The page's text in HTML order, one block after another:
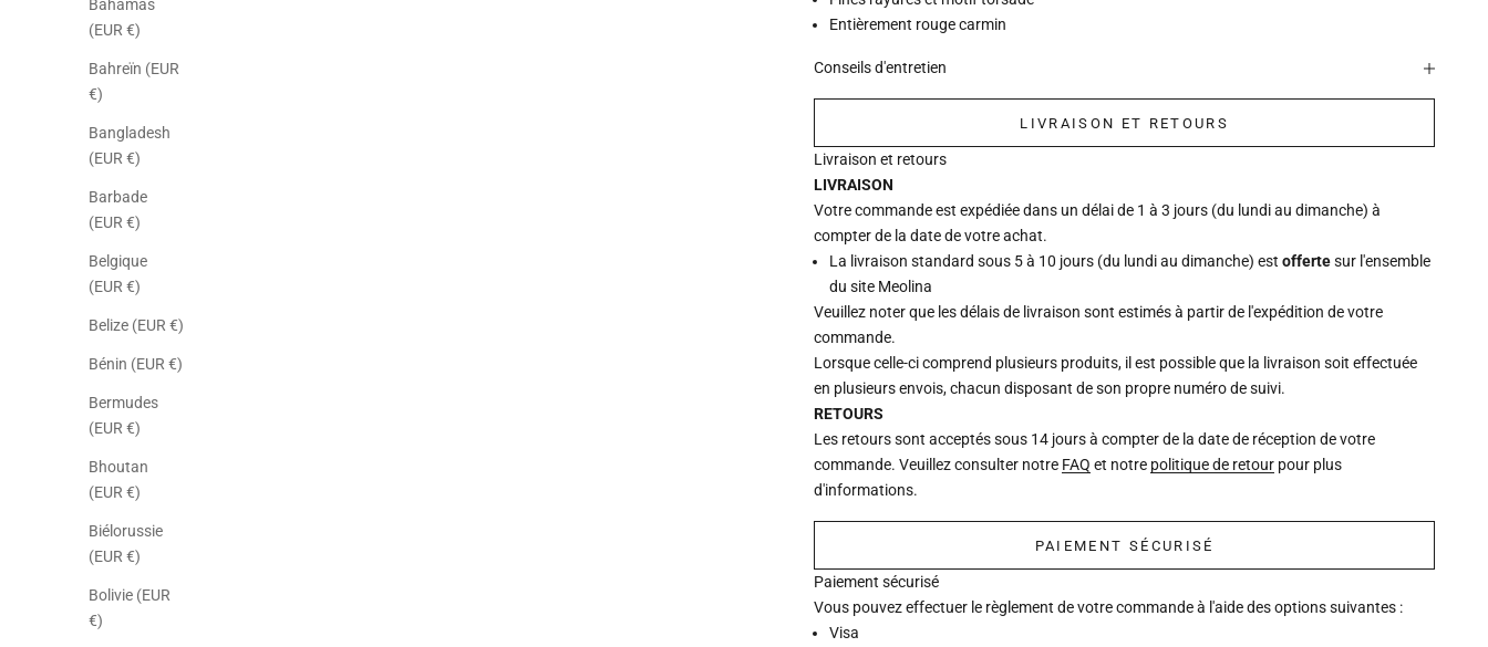
Bahamas
(EUR €)
Bahreïn (EUR
€)
Bangladesh
(EUR €)
Barbade
(EUR €)
Belgique
(EUR €)
Belize (EUR €)
Bénin (EUR €)
Bermudes
(EUR €)
Bhoutan
(EUR €)
Biélorussie
(EUR €)
Bolivie (EUR
€)
Entièrement rouge carmin
Conseils d'entretien
LIVRAISON ET RETOURS
Livraison et retours
LIVRAISON
Votre commande est expédiée dans un délai de 1 à 3 jours (du lundi au dimanche) à
compter de la date de votre achat.
La livraison standard sous 5 à 10 jours (du lundi au dimanche) estoffertesur l'ensemble
du site Meolina
Veuillez noter que les délais de livraison sont estimés à partir de l'expédition de votre
commande.
Lorsque celle-ci comprend plusieurs produits, il est possible que la livraison soit effectuée
en plusieurs envois, chacun disposant de son propre numéro de suivi.
RETOURS
Les retours sont acceptés sous 14 jours à compter de la date de réception de votre
commande. Veuillez consulter notre FAQ et notre politique de retour pour plus
d'informations.
PAIEMENT SÉCURISÉ
Paiement sécurisé
Vous pouvez effectuer le règlement de votre commande à l'aide des options suivantes :
Visa